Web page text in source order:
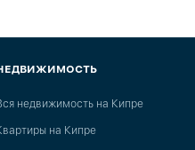
недвижимость на Кипре
на Кипре